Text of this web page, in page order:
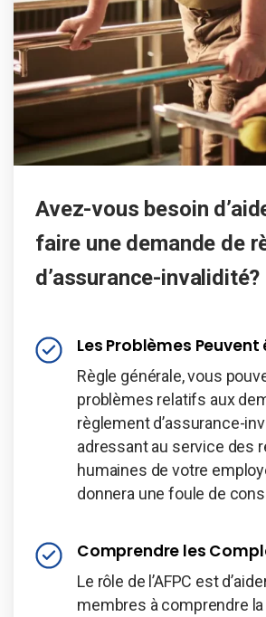
Avez-vous besoin
faire une demande de
d’assurance-invalidité?
Les Problèmes
Règle générale, vous
problèmes relatifs aux
règlement d’assurance-
adressant au service des
humaines de votre
donnera une foule de
Comprendre les
Le rôle de l’AFPC est
membres à comprendre